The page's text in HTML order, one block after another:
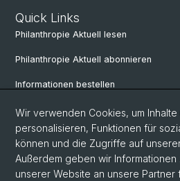
Quick Links
Philanthropie Aktuell lesen
Philanthropie Aktuell abonnieren
Informationen bestellen
Weiterbildungskalender
Anmelden für Weiterbildung
Wir verwenden Cookies, um
personalisieren, Funktionen für
können und die Zugriffe auf
Außerdem geben wir
unserer Website an unsere Partner